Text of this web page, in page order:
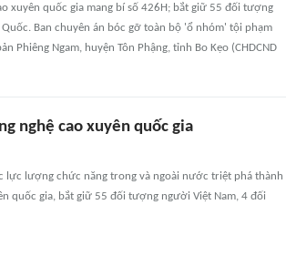
xuyên quốc gia mang bí số 426H; bắt giữ 55 đối tượng
Ban chuyên án bóc gỡ toàn bộ 'ổ nhóm' tội phạm
Phiêng Ngam, huyện Tôn Phậng, tỉnh Bo Kẹo (CHDCND
nghệ cao xuyên quốc gia
lực lượng chức năng trong và ngoài nước triệt phá thành
quốc gia, bắt giữ 55 đối tượng người Việt Nam, 4 đối